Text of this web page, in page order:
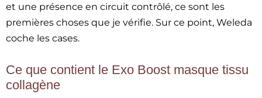
et une présence en circuit contrôlé, ce sont les
premières choses que je vérifie. Sur ce point, Weleda
coche les cases.
Ce que contient le Exo Boost masque tissu
collagène